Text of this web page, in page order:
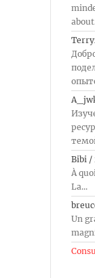
Bibi /
À
La...
Un